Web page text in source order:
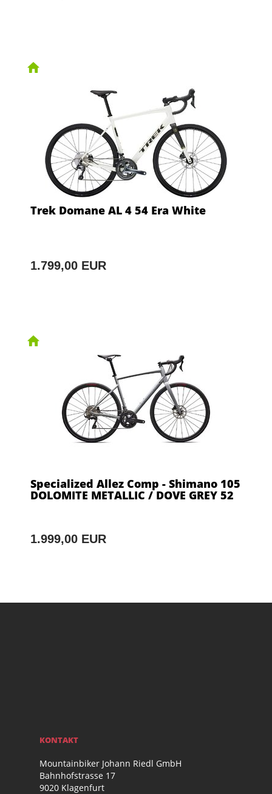
Trek Domane AL 4 54 Era White
1.799,00 EUR
Specialized Allez Comp - Shimano 105
DOLOMITE METALLIC / DOVE GREY 52
1.999,00 EUR
KONTAKT
Mountainbiker Johann Riedl GmbH
Bahnhofstrasse 17
9020 Klagenfurt